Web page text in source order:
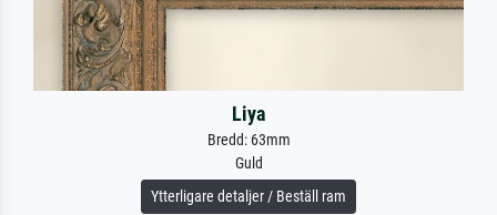
Liya
Bredd: 63mm
Guld
Ytterligare detaljer / Beställ ram